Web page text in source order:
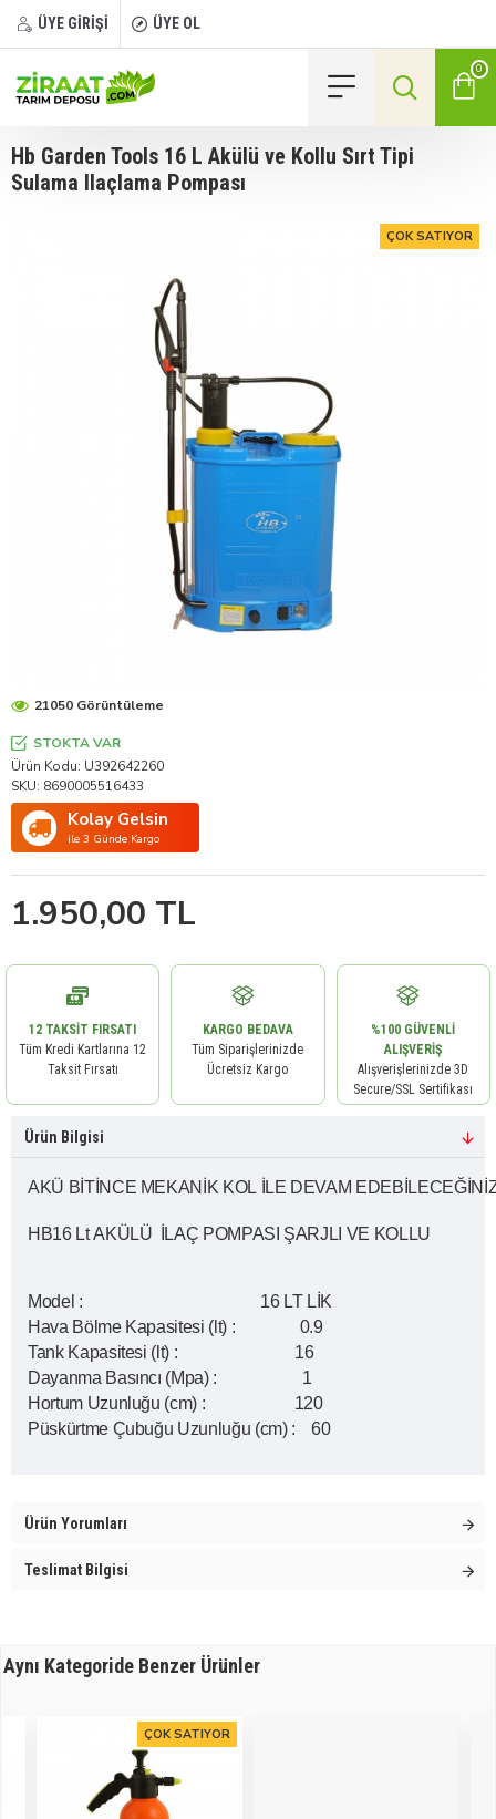
ÜYE GİRİŞİ ÜYE OL
0
Hb Garden Tools 16 L Akülü ve Kollu Sırt Tipi
Sulama Ilaçlama Pompası
ÇOK SATIYOR
1.950,00 TL
STOKTA VAR
Ürün Kodu: U392642260
SKU: 8690005516433
Kolay Gelsin
ile 3 Günde Kargo
21050 Görüntüleme
12 TAKSIT FIRSATI
Tüm Kredi Kartlarına 12
Taksit Fırsatı
KARGO BEDAVA
Tüm Siparişlerinizde
Ücretsiz Kargo
%100 GÜVENLI
ALIŞVERIŞ
Alışverişlerinizde 3D
Secure/SSL Sertifikası
Ürün Bilgisi
AKÜ BİTİNCE MEKANİK KOL İLE DEVAM
HB16 Lt AKÜLÜ İLAÇ POMPASI ŞARJLI VE KOLLU
Model : 16 LT LİK
Hava Bölme Kapasitesi (lt) : 0.9
Tank Kapasitesi (lt) : 16
Dayanma Basıncı (Mpa) : 1
Hortum Uzunluğu (cm) : 120
Püskürtme Çubuğu Uzunluğu (cm) : 60
Ürün Yorumları
Teslimat Bilgisi
Aynı Kategoride Benzer Ürünler
ÇOK SATIYOR